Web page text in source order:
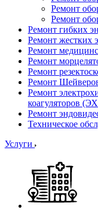
Ремонт
Ремонт
Ремонт гибких
Ремонт жестких
Ремонт
Ремонт
Ремонт
Ремонт
Ремонт
коагуляторов
Ремонт
Техническое
Услуги